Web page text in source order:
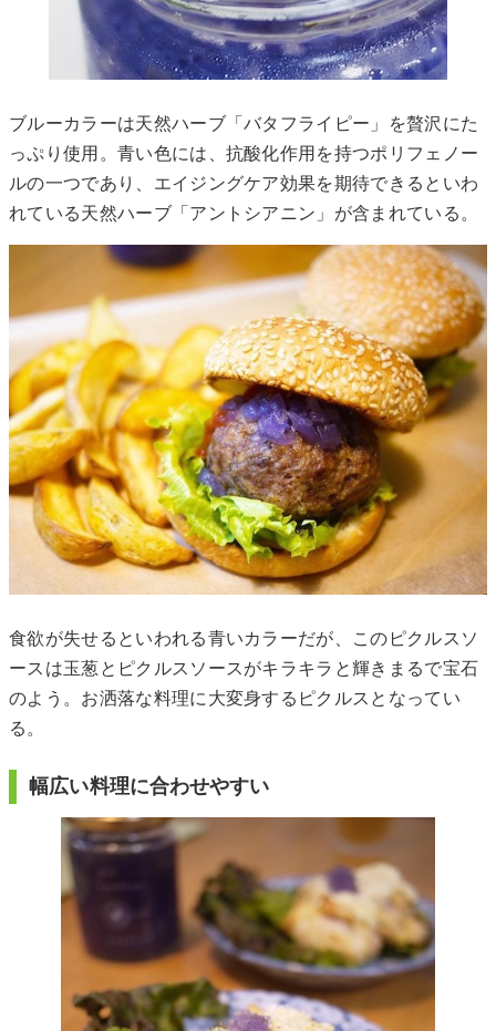
ブルーカラーは天然ハーブ「バタフライピー」を贅沢にた
っぷり使用。青い色には、抗酸化作用を持つポリフェノー
ルの一つであり、エイジングケア効果を期待できるといわ
れている天然ハーブ「アントシアニン」が含まれている。
食欲が失せるといわれる青いカラーだが、このピクルスソ
ースは玉葱とピクルスソースがキラキラと輝きまるで宝石
のよう。お洒落な料理に大変身するピクルスとなってい
る。
幅広い料理に合わせやすい